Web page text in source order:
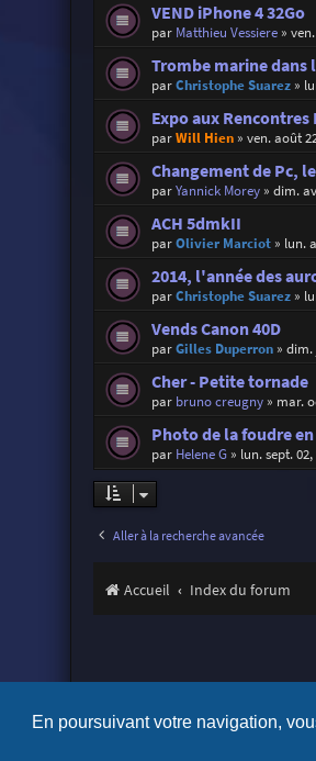
En poursuivant votre navigation,
VEND iPhone 4 32Go
par Matthieu Vessiere»
Trombe marine dans
parChristophe Suarez»
Expo aux
parWill Hien» ven. août
Changement de Pc,
parYannick Morey» dim.
ACH 5dmkII
parOlivier Marciot» lun.
2014, l'année des
parChristophe Suarez»
Vends Canon 40D
parGilles Duperron» dim.
Cher - Petite tornade
par bruno creugny» mar.
Photo de la foudre
par Helene G» lun. sept. 02,
Aller à la recherche avancée
Accueil Index du forum